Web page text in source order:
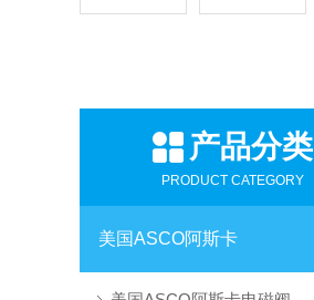
产品分类
PRODUCT CATEGORY
美国ASCO阿斯卡